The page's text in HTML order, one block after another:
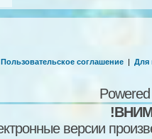
Пользовательское соглашение | Для
версии